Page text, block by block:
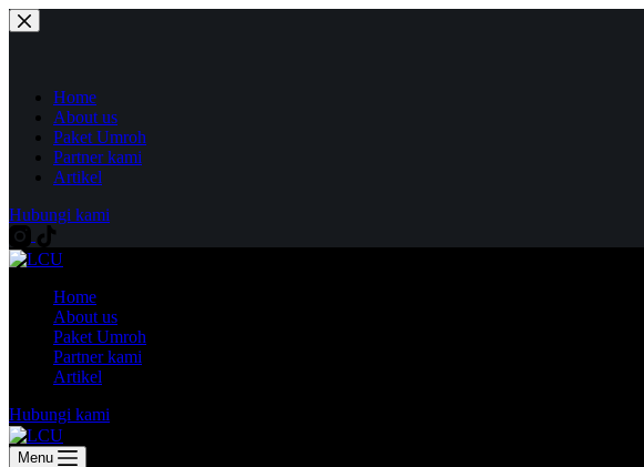
Home
About us
Paket Umroh
Partner kami
Artikel
Hubungi kami
Home
About us
Paket Umroh
Partner kami
Artikel
Hubungi kami
Menu